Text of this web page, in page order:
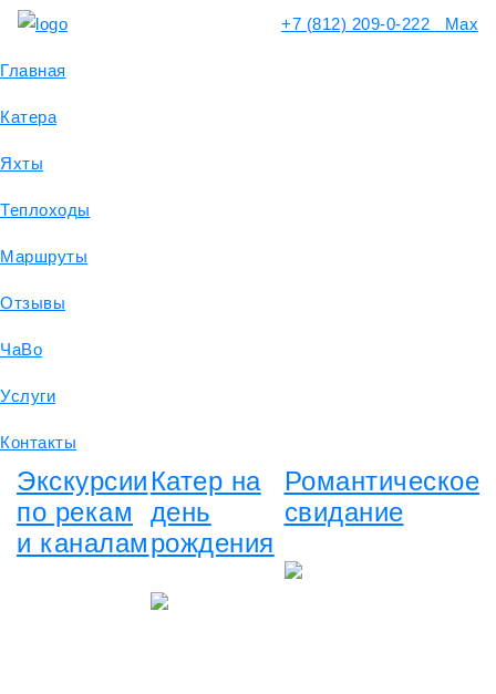
+7 (812) 209-0-222 Max
Главная
Катера
Яхты
Теплоходы
Маршруты
Отзывы
ЧаВо
Услуги
Контакты
Экскурсии
по рекам
и каналам
Катер на
день
рождения
Романтическое
свидание